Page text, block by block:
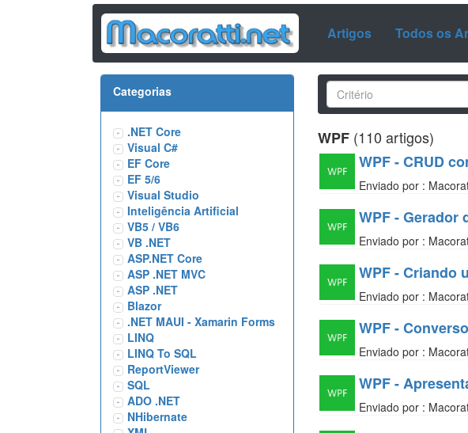
Artigos Todos os
Categorias
.NET Core
Visual C#
EF Core
EF 5/6
Visual Studio
Inteligência Artificial
VB5 / VB6
VB .NET
ASP.NET Core
ASP .NET MVC
ASP .NET
Blazor
.NET MAUI - Xamarin Forms
LINQ
LINQ To SQL
ReportViewer
SQL
ADO .NET
NHibernate
WPF (110 artigos)
WPF - CRUD
Enviado por :
WPF - Gerador
Enviado por :
WPF - Criando
Enviado por :
WPF -
Enviado por :
WPF -
Enviado por :